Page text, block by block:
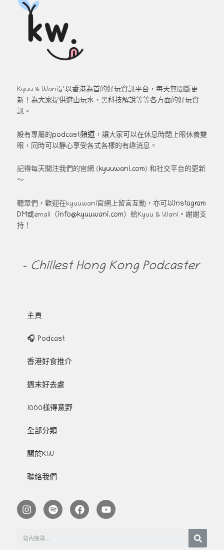
Kyuu & Wani是以香港為首的好玩資訊平台，每天無間斷更
新！為大家提供遊山玩水、黑科技解說等等各方面的好玩資
訊。
設有專屬的podcast頻道 ，讓大家可以在休息時閉上眼休養雙
眼，同時可以靜心享受各式各樣的有趣消息。
記得每天關注我們的官網 (kyuuwani.com) 和社交平台的更新
～
聽眾們，歡迎在kyuuwani官網上留言互動，亦可以Instagram
DM或email（info@kyuuwani.com）給Kyuu & Wani。謝謝支
持！
- Chillest Hong Kong Podcaster
主頁
🎧 Podcast
香港好食推介
週末好去處
1000樣得意野
全部分類
關於KW
聯絡我們